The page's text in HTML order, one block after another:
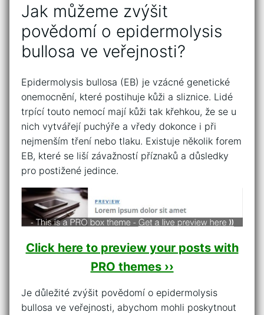
Jak můžeme zvýšit⁣
povědomí⁤ o⁤ epidermolysis⁤
bullosa​ ve ‍veřejnosti?
Epidermolysis bullosa (EB) je‍ vzácné genetické
onemocnění, které postihuje kůži a sliznice. ​Lidé⁣
trpící touto nemocí‍ mají kůži ​tak ⁣křehkou,⁢ že se⁤ u
nich vytvářejí⁤ puchýře ‍a vředy ‌dokonce i při
nejmenším tření nebo tlaku. Existuje ⁤několik forem
​EB, které‍ se liší⁢ závažností⁣ příznaků a důsledky
pro postižené jedince.
Click here to preview your posts with
PRO themes ››
Je důležité zvýšit ‌povědomí o epidermolysis
bullosa ve⁣ veřejnosti, abychom⁢ mohli poskytnout